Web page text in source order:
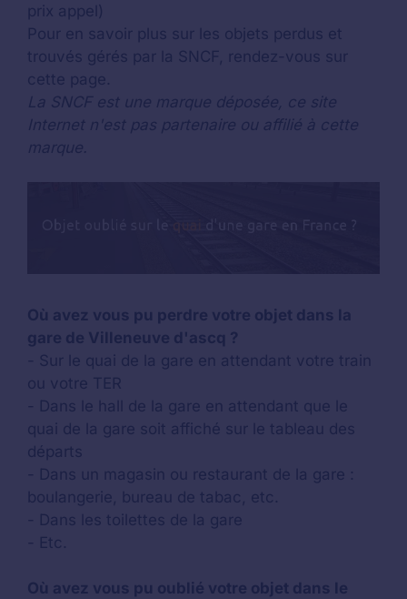
prix appel)
Pour en savoir plus sur les objets perdus et
trouvés gérés par la SNCF, rendez-vous sur
cette page.
La SNCF est une marque déposée, ce site
Internet n'est pas partenaire ou affilié à cette
marque.
Où avez vous pu perdre votre objet dans la
gare de Villeneuve d'ascq ?
- Sur le quai de la gare en attendant votre train
ou votre TER
- Dans le hall de la gare en attendant que le
quai de la gare soit affiché sur le tableau des
départs
- Dans un magasin ou restaurant de la gare :
boulangerie, bureau de tabac, etc.
- Dans les toilettes de la gare
- Etc.
Où avez vous pu oublié votre objet dans le